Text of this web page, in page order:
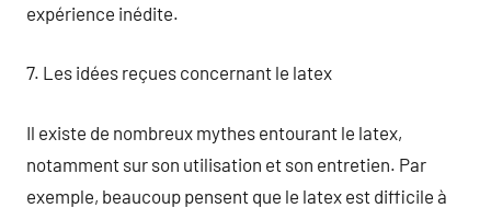
expérience inédite.
7. Les idées reçues concernant le latex
Il existe de nombreux mythes entourant le latex,
notamment sur son utilisation et son entretien. Par
exemple, beaucoup pensent que le latex est difficile à